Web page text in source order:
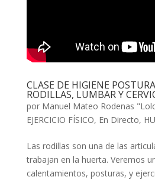
CLASE DE HIGIENE
RODILLAS, LUMBAR Y
por Manuel Mateo Rodenas
EJERCICIO FÍSICO, En Directo,
Las rodillas son una de las
trabajan en la huerta. Veremos
calentamientos, posturas, y